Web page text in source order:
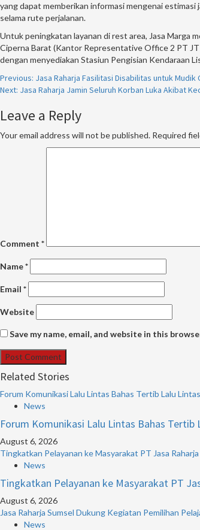
yang dapat memberikan informasi mengenai
selama rute perjalanan.
Untuk peningkatan layanan di rest area, Jasa Marga
Ciperna Barat (Kantor Representative Office 2 PT
dengan menyediakan Stasiun Pengisian Kendaraan
Continue
Reading
Previous: Jasa Raharja Fasilitasi Disabilitas untuk
Next: Jasa Raharja Jamin Seluruh Korban Luka Akibat
Leave a Reply
Your email address will not be published. Required
Comment *
Name*
Email *
Website
Save my name, email, and website in this
Related Stories
Forum Komunikasi Lalu Lintas Bahas Tertib Lalu
News
Forum Komunikasi Lalu Lintas Bahas
August 6, 2026
Tingkatkan Pelayanan ke Masyarakat PT Jasa
News
Tingkatkan Pelayanan ke Masyarakat PT
August 6, 2026
Jasa Raharja Sumsel Dukung Kegiatan Pemilihan
News